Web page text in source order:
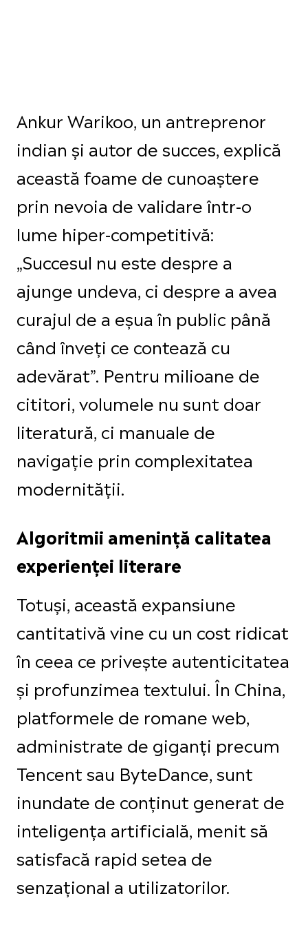
Ankur Warikoo, un antreprenor
indian și autor de succes, explică
această foame de cunoaștere
prin nevoia de validare într-o
lume hiper-competitivă:
„Succesul nu este despre a
ajunge undeva, ci despre a avea
curajul de a eșua în public până
când înveți ce contează cu
adevărat”. Pentru milioane de
cititori, volumele nu sunt doar
literatură, ci manuale de
navigație prin complexitatea
modernității.
Algoritmii amenință calitatea
experienței literare
Totuși, această expansiune
cantitativă vine cu un cost ridicat
în ceea ce privește autenticitatea
și profunzimea textului. În China,
platformele de romane web,
administrate de giganți precum
Tencent sau ByteDance, sunt
inundate de conținut generat de
inteligența artificială, menit să
satisfacă rapid setea de
senzațional a utilizatorilor.